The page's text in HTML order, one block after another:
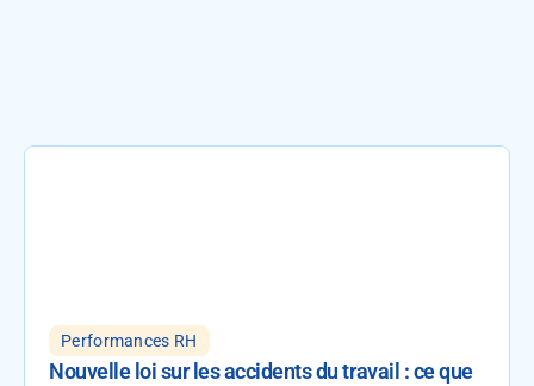
Performances RH
Nouvelle loi sur les accidents du travail : ce que